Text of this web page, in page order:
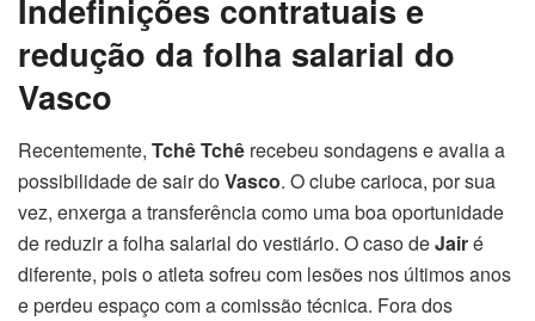
Indefinições contratuais e
redução da folha salarial do
Vasco
Recentemente, Tchê Tchê recebeu sondagens e avalia a
possibilidade de sair doVasco. O clube carioca, por sua
vez, enxerga a transferência como uma boa oportunidade
de reduzir a folha salarial do vestiário. O caso deJairé
diferente, pois o atleta sofreu com lesões nos últimos anos
e perdeu espaço com a comissão técnica. Fora dos